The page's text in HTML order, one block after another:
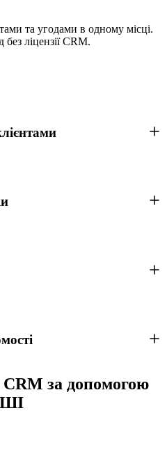
та угодами в одному місці.
ліцензії CRM.
CRM за допомогою
ШІ